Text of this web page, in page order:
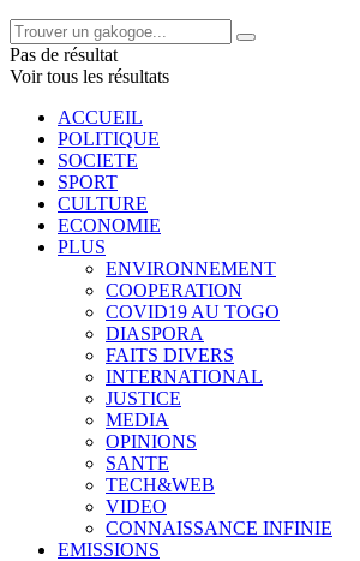
Pas de résultat
Voir tous les résultats
ACCUEIL
POLITIQUE
SOCIETE
SPORT
CULTURE
ECONOMIE
PLUS
ENVIRONNEMENT
COOPERATION
COVID19 AU TOGO
DIASPORA
FAITS DIVERS
INTERNATIONAL
JUSTICE
MEDIA
OPINIONS
SANTE
TECH&WEB
VIDEO
CONNAISSANCE INFINIE
EMISSIONS